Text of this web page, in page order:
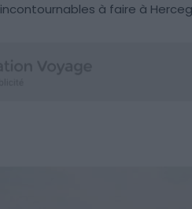
à faire à